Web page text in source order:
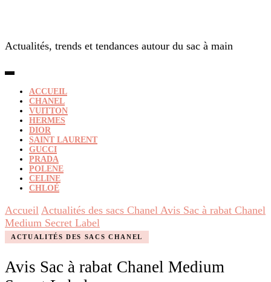
Actualités, trends et tendances autour du sac à main
ACCUEIL
CHANEL
VUITTON
HERMES
DIOR
SAINT LAURENT
GUCCI
PRADA
POLENE
CELINE
CHLOÉ
Accueil Actualités des sacs Chanel Avis Sac à rabat Chanel
Medium Secret Label
ACTUALITÉS DES SACS CHANEL
Avis Sac à rabat Chanel Medium